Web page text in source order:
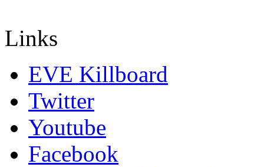
Links
EVE Killboard
Twitter
Youtube
Facebook